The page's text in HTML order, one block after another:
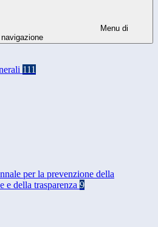
Menu di
navigazione
111
per la prevenzione della
e della trasparenza 9